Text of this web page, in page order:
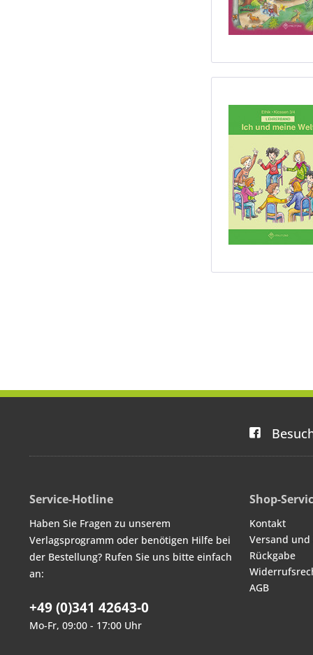
Service-Hotline
Haben Sie Fragen zu unserem
Verlagsprogramm oder benötigen Hilfe bei
der Bestellung? Rufen Sie uns bitte einfach
an:
+49 (0)341 42643-0
Mo-Fr, 09:00 - 17:00 Uhr
Shop-
Kontakt
Versand
Rückgabe
AGB